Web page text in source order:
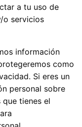
a tu uso de
o servicios
información
como
Si eres un
personal sobre
tienes el